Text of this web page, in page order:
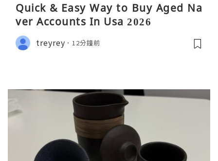
Quick & Easy Way to Buy Aged Na
ver Accounts In Usa 2026
treyrey 12分鐘前